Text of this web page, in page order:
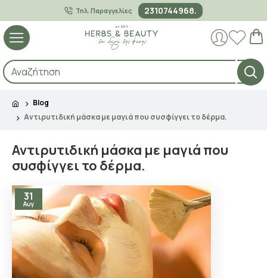
Τηλ. Παραγγελίες 2310744968.
Blog
Αντιρυτιδική μάσκα με μαγιά που συσφίγγει το δέρμα.
Αντιρυτιδική μάσκα με μαγιά που
συσφίγγει το δέρμα.
31
Αυγ